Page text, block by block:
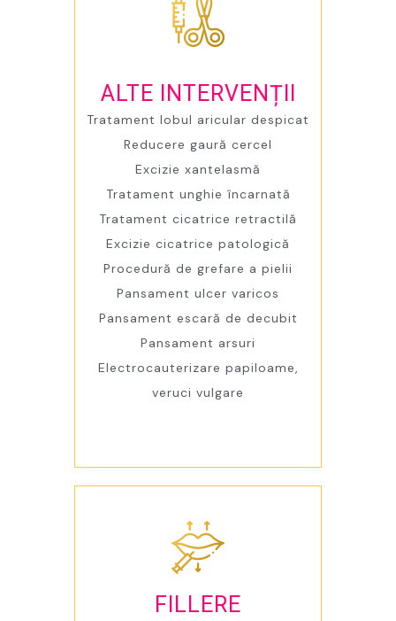
ALTE INTERVENȚII
Tratament lobul aricular despicat
Reducere gaură cercel
Excizie xantelasmă
Tratament unghie încarnată
Tratament cicatrice retractilă
Excizie cicatrice patologică
Procedură de grefare a pielii
Pansament ulcer varicos
Pansament escară de decubit
Pansament arsuri
Electrocauterizare papiloame,
veruci vulgare
FILLERE